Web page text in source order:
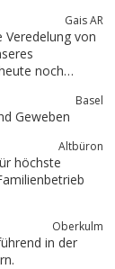
Gais AR
Veredelung von
noch
Basel
Geweben
Altbüron
höchste
Oberkulm
in der